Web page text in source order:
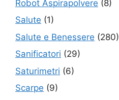
Robot Aspirapolvere (8)
Salute (1)
Salute e Benessere (280)
Sanificatori (29)
Saturimetri (6)
Scarpe (9)